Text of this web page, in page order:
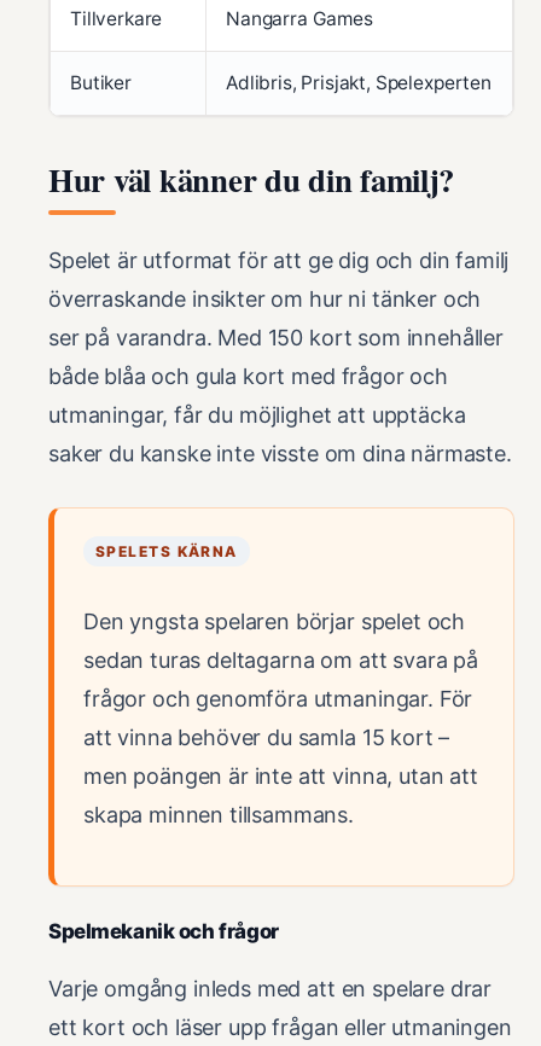
Tillverkare Nangarra Games
Butiker Adlibris, Prisjakt, Spelexperten
Hur väl känner du din familj?
Spelet är utformat för att ge dig och din familj
överraskande insikter om hur ni tänker och
ser på varandra. Med 150 kort som innehåller
både blåa och gula kort med frågor och
utmaningar, får du möjlighet att upptäcka
saker du kanske inte visste om dina närmaste.
SPELETS KÄRNA
Den yngsta spelaren börjar spelet och
sedan turas deltagarna om att svara på
frågor och genomföra utmaningar. För
att vinna behöver du samla 15 kort –
men poängen är inte att vinna, utan att
skapa minnen tillsammans.
Spelmekanik och frågor
Varje omgång inleds med att en spelare drar
ett kort och läser upp frågan eller utmaningen